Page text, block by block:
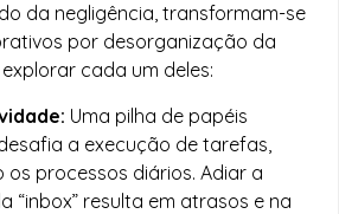
da negligência, transformam-se
por desorganização da
cada um deles:
Uma pilha de papéis
a execução de tarefas,
os processos diários. Adiar a
“inbox” resulta em atrasos e na